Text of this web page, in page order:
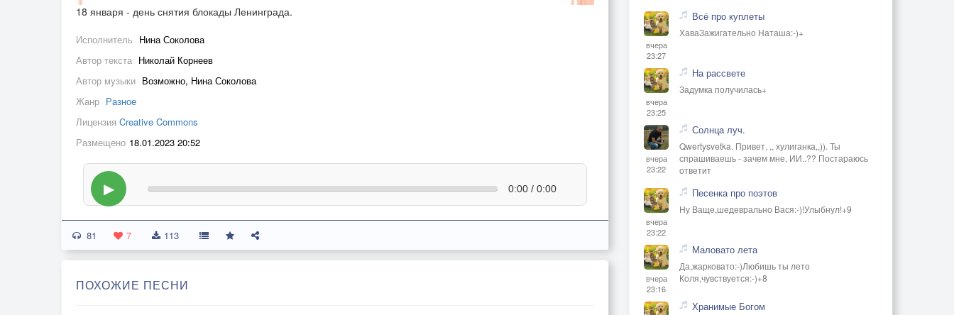
18 января - день снятия блокады Ленинграда.
Исполнитель Нина Соколова
Автор текста Николай Корнеев
Автор музыки Возможно, Нина Соколова
Жанр Разное
Лицензия Creative Commons
Размещено 18.01.2023 20:52
▶ 0:00 / 0:00
81 7 113
ПОХОЖИЕ ПЕСНИ
вчера
23:27
Всё про куплеты
ХаваЗажигательно Наташа:-)+
вчера
23:25
На рассвете
Задумка получилась+
вчера
23:22
Солнца луч.
Qwertysvetka. Привет, ,, хулиганка,,)). Ты
спрашиваешь - зачем мне, ИИ..?? Постараюсь
ответит
вчера
23:22
Песенка про поэтов
Ну Ваще,шедеврально Вася:-)!Улыбнул!+9
вчера
23:16
Маловато лета
Да,жарковато:-)Любишь ты лето
Коля,чувствуется:-)+8
Хранимые Богом